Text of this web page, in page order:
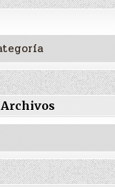
Archivos